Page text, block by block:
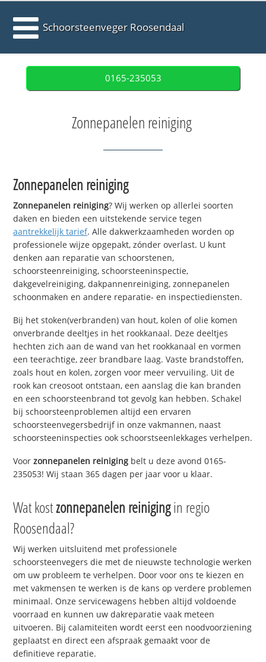
Schoorsteenveger Roosendaal
0165-235053
Zonnepanelen reiniging
Zonnepanelen reiniging
Zonnepanelen reiniging? Wij werken op allerlei soorten
daken en bieden een uitstekende service tegen
aantrekkelijk tarief. Alle dakwerkzaamheden worden op
professionele wijze opgepakt, zónder overlast. U kunt
denken aan reparatie van schoorstenen,
schoorsteenreiniging, schoorsteeninspectie,
dakgevelreiniging, dakpannenreiniging, zonnepanelen
schoonmaken en andere reparatie- en inspectiediensten.
Bij het stoken(verbranden) van hout, kolen of olie komen
onverbrande deeltjes in het rookkanaal. Deze deeltjes
hechten zich aan de wand van het rookkanaal en vormen
een teerachtige, zeer brandbare laag. Vaste brandstoffen,
zoals hout en kolen, zorgen voor meer vervuiling. Uit de
rook kan creosoot ontstaan, een aanslag die kan branden
en een schoorsteenbrand tot gevolg kan hebben. Schakel
bij schoorsteenproblemen altijd een ervaren
schoorsteenvegersbedrijf in onze vakmannen, naast
schoorsteeninspecties ook schoorstseenlekkages verhelpen.
Voorzonnepanelen reiniging belt u deze avond 0165-
235053! Wij staan 365 dagen per jaar voor u klaar.
Wat kostzonnepanelen reinigingin regio
Roosendaal?
Wij werken uitsluitend met professionele
schoorsteenvegers die met de nieuwste technologie werken
om uw probleem te verhelpen. Door voor ons te kiezen en
met vakmensen te werken is de kans op verdere problemen
minimaal. Onze servicewagens hebben altijd voldoende
voorraad en kunnen uw dakreparatie vaak meteen
uitvoeren. Bij calamiteiten wordt eerst een noodvoorziening
geplaatst en direct een afspraak gemaakt voor de
definitieve reparatie.